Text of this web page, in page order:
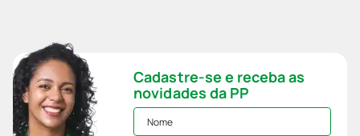
Cadastre-se e receba as
novidades da PP